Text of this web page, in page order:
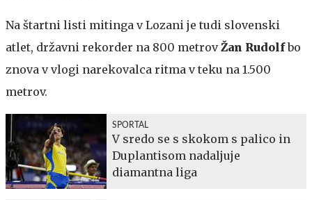
Na štartni listi mitinga v Lozani je tudi slovenski
atlet, državni rekorder na 800 metrovŽan Rudolfbo
znova v vlogi narekovalca ritma v teku na 1.500
metrov.
SPORTAL
V sredo se s skokom s palico in
Duplantisom nadaljuje
diamantna liga